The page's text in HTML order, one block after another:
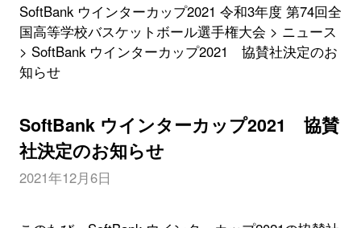
SoftBank ウインターカップ2021 令和3年度 第74回全
国高等学校バスケットボール選手権大会
ニュース
SoftBank ウインターカップ2021 協賛社決定のお
知らせ
SoftBank ウインターカップ2021 協賛
社決定のお知らせ
2021年12月6日